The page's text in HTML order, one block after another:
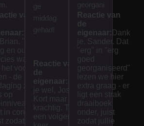
voor
en
Het
van
Dank
"Voor
en oud" is
waar
voor
- de
zit bij
op
en
in conditie,
zodat
ge
middag
gehad!
Reactie van
de
eigenaar:
Dank
je wel, Jose.
Kort maar
krachtig. Tot
een volgende
georgani
seerd.
We
hebben
een
mooie
dag
gehad.
Reactie van
de
eigenaar: Dank
je, Sander. Dat
"erg" in "erg
goed
georganiseerd"
lezen we hier
extra graag - er
ligt een strak
draaiboek
onder, juist
zodat jullie